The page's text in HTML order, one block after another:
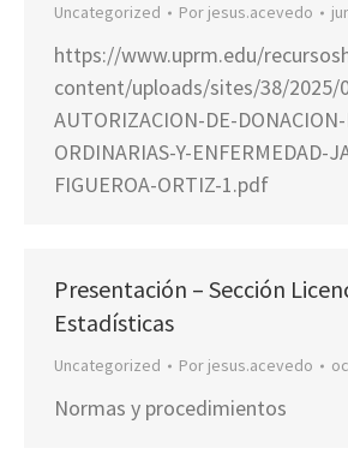
Uncategorized Por jesus.acevedo
https://www.uprm.edu/
content/uploads/sites/38/2025/
AUTORIZACION-DE-
ORDINARIAS-Y-ENFERMEDAD-
FIGUEROA-ORTIZ-1.pdf
Presentación – Sección
Estadísticas
Uncategorized Por jesus.acevedo
Normas y procedimientos